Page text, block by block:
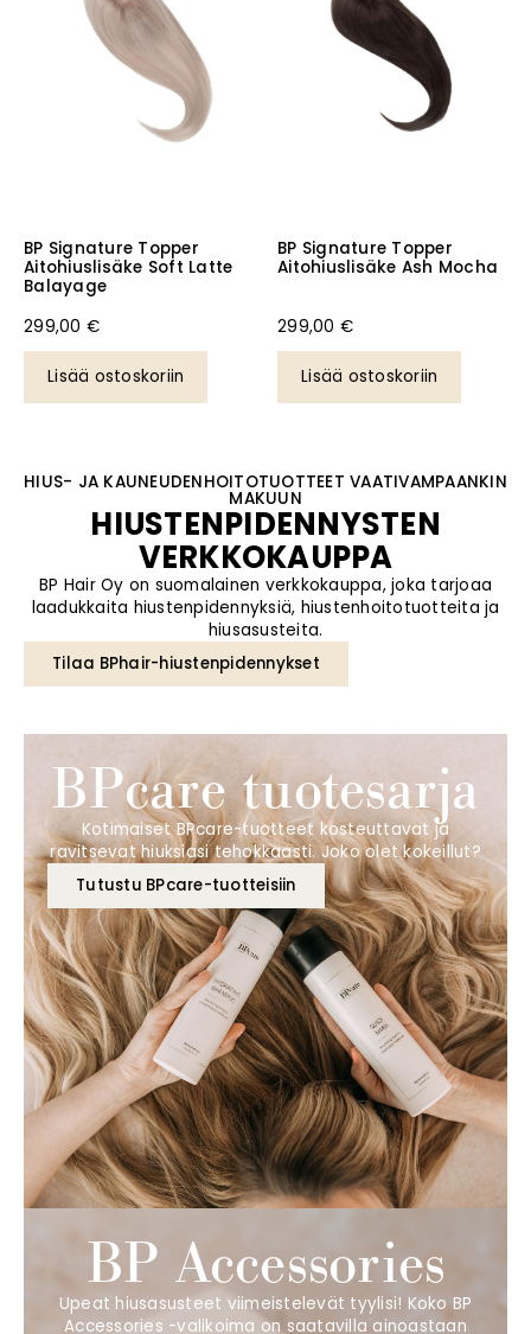
BP Signature Topper
Aitohiuslisäke Soft Latte
Balayage
299,00 €
Lisää ostoskoriin
BP Signature Topper
Aitohiuslisäke Ash Mocha
299,00 €
Lisää ostoskoriin
HIUS- JA KAUNEUDENHOITOTUOTTEET VAATIVAMPAANKIN
MAKUUN
HIUSTENPIDENNYSTEN
VERKKOKAUPPA
BP Hair Oy on suomalainen verkkokauppa, joka tarjoaa
laadukkaita hiustenpidennyksiä, hiustenhoitotuotteita ja
hiusasusteita.
Tilaa BPhair-hiustenpidennykset
BPcare tuotesarja
Kotimaiset BPcare-tuotteet kosteuttavat ja
ravitsevat hiuksiasi tehokkaasti. Joko olet kokeillut?
Tutustu BPcare-tuotteisiin
BP Accessories
Upeat hiusasusteet viimeistelevät tyylisi! Koko BP
Accessories -valikoima on saatavilla ainoastaan